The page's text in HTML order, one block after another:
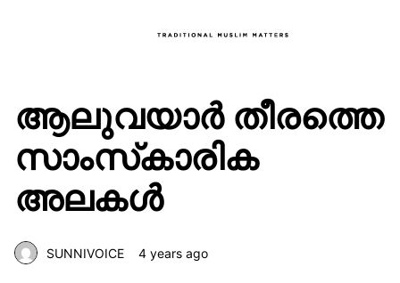
ആലുവയാർ തീരത്തെ
സാംസ്‌കാരിക
അലകൾ
SUNNIVOICE 4 years ago